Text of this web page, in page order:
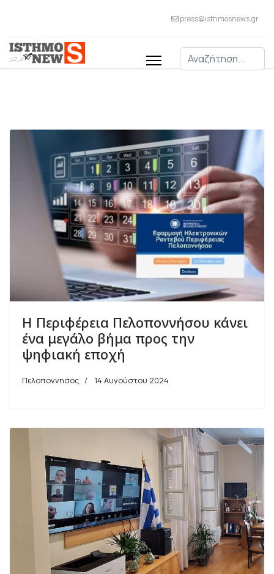
press@isthmosnews.gr
Αναζήτηση
Η Περιφέρεια Πελοποννήσου κάνει
ένα μεγάλο βήμα προς την
ψηφιακή εποχή
Πελοποννησος 14 Αυγούστου 2024